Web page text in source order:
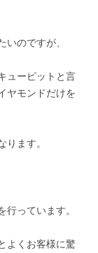
のですが、
ューピットと言
ヤモンドだけを
ます。
っています。
よくお客様に驚